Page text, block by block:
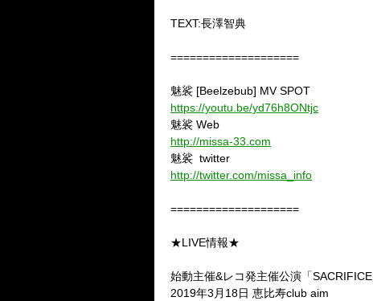
TEXT:長澤智典
====================
魅裟 [Beelzebub] MV SPOT
https://youtu.be/yd76h8ONtjc
魅裟 Web
http://missa-33.com
魅裟 twitter
http://twitter.com/missa_info
====================
★LIVE情報★
始動主催&レコ発主催公演「SACRIFICE
2019年3 月 18日 恵比寿club aim